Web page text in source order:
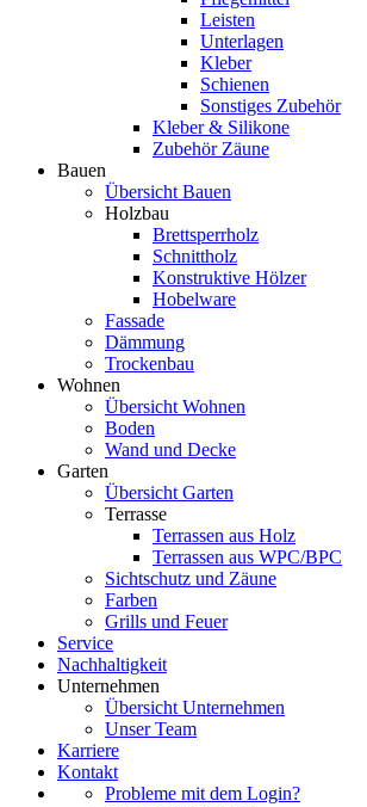
Leisten
Unterlagen
Kleber
Schienen
Sonstiges Zubehör
Kleber & Silikone
Zubehör Zäune
Bauen
Übersicht Bauen
Holzbau
Brettsperrholz
Schnittholz
Konstruktive Hölzer
Hobelware
Fassade
Dämmung
Trockenbau
Wohnen
Übersicht Wohnen
Boden
Wand und Decke
Garten
Übersicht Garten
Terrasse
Terrassen aus Holz
Terrassen aus WPC/BPC
Sichtschutz und Zäune
Farben
Grills und Feuer
Service
Nachhaltigkeit
Unternehmen
Übersicht Unternehmen
Unser Team
Karriere
Kontakt
Probleme mit dem Login?